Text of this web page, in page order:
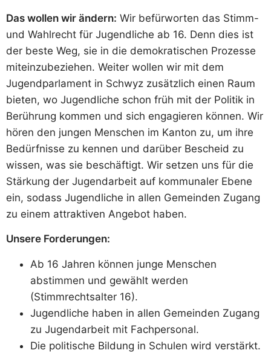
Das wollen wir ändern: Wir befürworten das Stimm-
und Wahlrecht für Jugendliche ab 16. Denn dies ist
der beste Weg, sie in die demokratischen Prozesse
miteinzubeziehen. Weiter wollen wir mit dem
Jugendparlament in Schwyz zusätzlich einen Raum
bieten, wo Jugendliche schon früh mit der Politik in
Berührung kommen und sich engagieren können. Wir
hören den jungen Menschen im Kanton zu, um ihre
Bedürfnisse zu kennen und darüber Bescheid zu
wissen, was sie beschäftigt. Wir setzen uns für die
Stärkung der Jugendarbeit auf kommunaler Ebene
ein, sodass Jugendliche in allen Gemeinden Zugang
zu einem attraktiven Angebot haben.
Unsere Forderungen:
Ab 16 Jahren können junge Menschen
abstimmen und gewählt werden
(Stimmrechtsalter 16).
Jugendliche haben in allen Gemeinden Zugang
zu Jugendarbeit mit Fachpersonal.
Die politische Bildung in Schulen wird verstärkt.